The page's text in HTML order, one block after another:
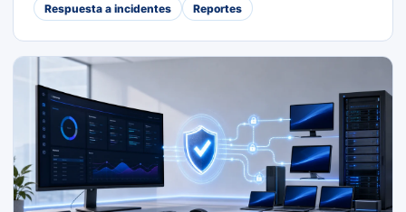
Respuesta a incidentes
Reportes